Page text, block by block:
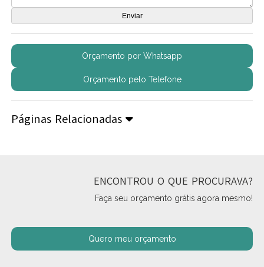
Orçamento por Whatsapp
Orçamento pelo Telefone
Páginas Relacionadas
ENCONTROU O QUE PROCURAVA?
Faça seu orçamento grátis agora mesmo!
Quero meu orçamento